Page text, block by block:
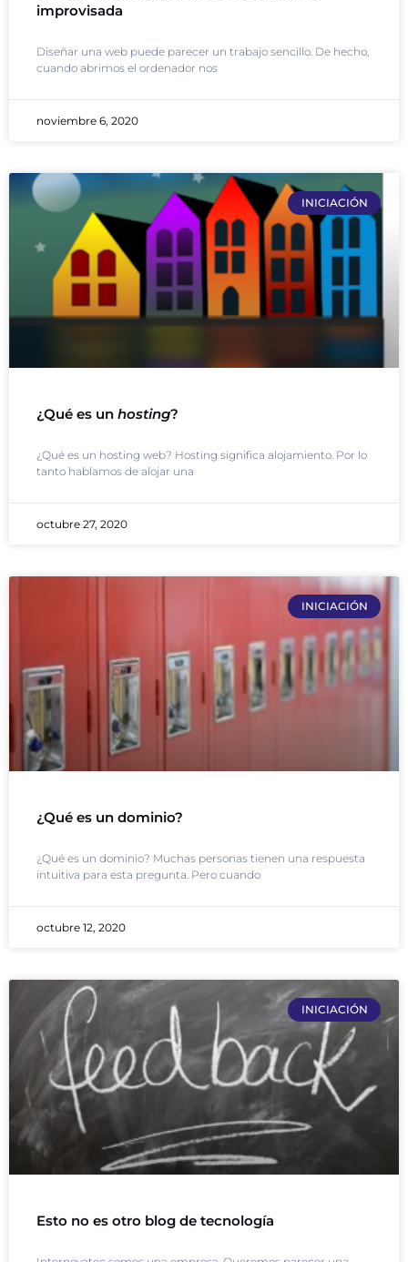
improvisada
Diseñar una web puede parecer un trabajo sencillo. De hecho,
cuando abrimos el ordenador nos
noviembre 6, 2020
INICIACIÓN
¿Qué es un hosting?
¿Qué es un hosting web? Hosting significa alojamiento. Por lo
tanto hablamos de alojar una
octubre 27, 2020
INICIACIÓN
¿Qué es un dominio?
¿Qué es un dominio? Muchas personas tienen una respuesta
intuitiva para esta pregunta. Pero cuando
octubre 12, 2020
INICIACIÓN
Esto no es otro blog de tecnología